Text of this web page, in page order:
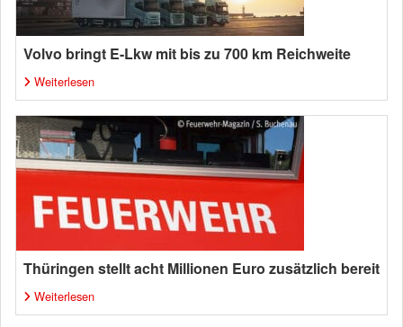
Volvo bringt E-Lkw mit bis zu 700 km Reichweite
Weiterlesen
Thüringen stellt acht Millionen Euro zusätzlich bereit
Weiterlesen